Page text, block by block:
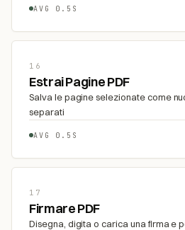
AVG 0.5S
16
Estrai Pagine PDF
Salva le pagine selezionate come
separati
AVG 0.5S
17
Firmare PDF
Disegna, digita o carica una firma e